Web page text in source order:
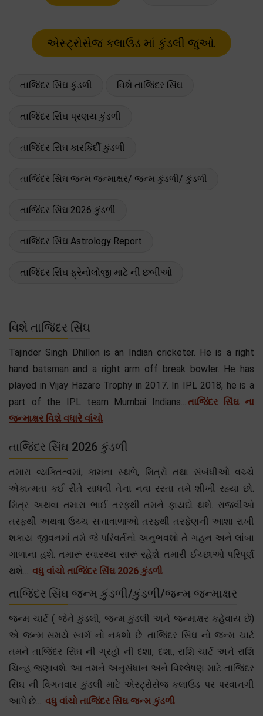
તાજિંદર સિંઘ કુંડળી વિશે તાજિંદર સિંઘ
તાજિંદર સિંઘ પ્રણય કુંડળી
તાજિંદર સિંઘ કારકિર્દી કુંડળી
તાજિંદર સિંઘ જન્મ જન્માક્ષર/ જન્મ કુંડળી/ કુંડળી
તાજિંદર સિંઘ 2026 કુંડળી
તાજિંદર સિંઘ Astrology Report
તાજિંદર સિંઘ ફ્રેનોલોજી માટે ની છબીઓ
વિશે તાજિંદર સિંઘ
Tajinder Singh Dhillon is an Indian cricketer. He is a right
hand batsman and a right arm off break bowler. He has
played in Vijay Hazare Trophy in 2017. In IPL 2018, he is a
part of the IPL team Mumbai Indians....તાજિંદર સિંઘ ના
જન્માક્ષર વિશે વધારે વાંચો
તાજિંદર સિંઘ 2026 કુંડળી
તમારા વ્યક્તિત્વમાં, કામના સ્થળે, મિત્રો તથા સંબંધીઓ વચ્ચે
એકાત્મતા કઈ રીતે સાધવી તેના નવા રસ્તા તમે શીખી રહ્યા છો.
મિત્ર અથવા તમારા ભાઈ તરફથી તમને ફાયદો થશે. રાજવીઓ
તરફથી અથવા ઉચ્ચ સત્તાવાળાઓ તરફથી તરફેણની આશા રાખી
શકાય. જીવનમાં તમે જે પરિવર્તનો અનુભવશો તે ગહન અને લાંબા
ગાળાના હશે. તમારૂં સ્વાસ્થ્ય સારૂં રહેશે. તમારી ઈચ્છાઓ પરિપૂર્ણ
થશે.... વધુ વાંચો તાજિંદર સિંઘ 2026 કુંડળી
તાજિંદર સિંઘ જન્મ કુંડળી/કુંડળી/જન્મ જન્માક્ષર
જન્મ ચાર્ટ ( જેને કુંડલી, જન્મ કુંડલી અને જન્માક્ષર કહેવાય છે)
એ જન્મ સમયે સ્વર્ગ નો નકશો છે. તાજિંદર સિંઘ નો જન્મ ચાર્ટ
તમને તાજિંદર સિંઘ ની ગ્રહો ની દશા, દશા, રાશિ ચાર્ટ અને રાશિ
ચિન્હ જણાવશે. આ તમને અનુસંધાન અને વિશ્લેષણ માટે તાજિંદર
સિંઘ ની વિગતવાર કુંડલી માટે એસ્ટ્રોસેજ કલાઉડ પર પરવાનગી
આપે છે.... વધુ વાંચો તાજિંદર સિંઘ જન્મ કુંડળી